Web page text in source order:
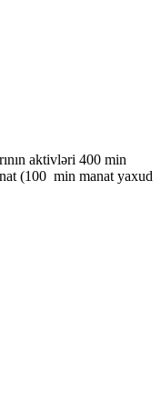
aktivləri 400 min
(100 min manat yaxud